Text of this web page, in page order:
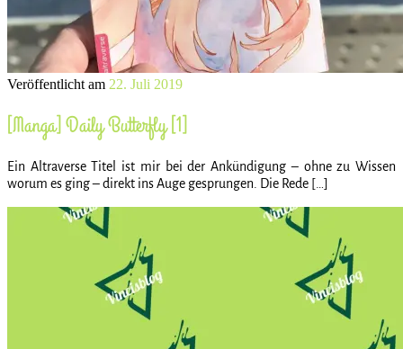
Veröffentlicht am 22. Juli 2019
[Manga] Daily Butterfly [1]
Ein Altraverse Titel ist mir bei der Ankündigung – ohne zu Wissen
worum es ging – direkt ins Auge gesprungen. Die Rede […]